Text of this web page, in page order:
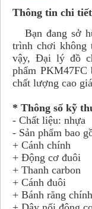
Thông tin chi
Bạn đang sở
trình chơi không
vậy, Đại lý đồ
phẩm PKM47FC
chất lượng cao
* Thông số kỹ
- Chất liệu: nhựa
- Sản phẩm bao
+ Cánh chính
+ Động cơ đuôi
+ Thanh carbon
+ Cánh đuôi
+ Bánh răng chính